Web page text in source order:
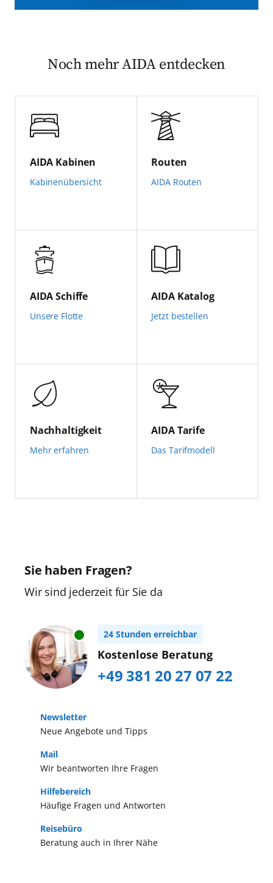
Noch mehr AIDA entdecken
Kabinenübersicht
AIDA Kabinen
AIDA Routen
Routen
Unsere Flotte
AIDA Schiffe
Jetzt bestellen
AIDA Katalog
Mehr erfahren
Nachhaltigkeit
Das Tarifmodell
AIDA Tarife
Sie haben Fragen?
Wir sind jederzeit für Sie da
24 Stunden erreichbar
Kostenlose Beratung
+49 381 20 27 07 22
Neue Angebote und Tipps
Newsletter
Häufige Fragen und Antworten
Hilfebereich
Wir beantworten Ihre Fragen
Mail
Beratung auch in Ihrer Nähe
Reisebüro